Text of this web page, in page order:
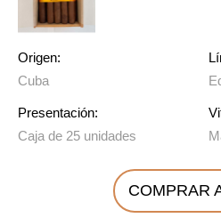
Origen:
Cuba
Presentación:
Caja de 25 unidades
COMPRAR